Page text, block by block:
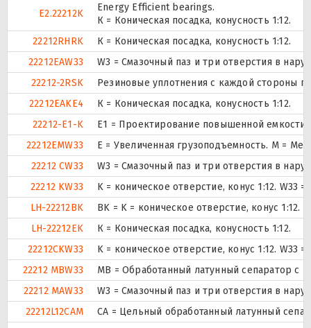
E2.22212K
Energy Efficient bearings.
К = Коническая посадка, конусность 1:12.
22212RHRK
К = Коническая посадка, конусность 1:12.
22212EAW33
W3 = Смазочный паз и три отверстия в
22212-2RSK
Резиновые уплотнения с каждой стороны
22212EAKE4
К = Коническая посадка, конусность 1:12.
22212-E1-K
E1 = Проектирование повышенной емкости.
22212EMW33
E = Увеличенная грузоподъемность. М =
22212 CW33
W3 = Смазочный паз и три отверстия в
22212 KW33
K = коническое отверстие, конус 1:12.
LH-22212BK
BK = K = коническое отверстие, конус
LH-22212EK
К = Коническая посадка, конусность 1:12.
22212CKW33
K = коническое отверстие, конус 1:12.
22212 MBW33
MB = Обработанный латунный сепаратор с
22212 MAW33
W3 = Смазочный паз и три отверстия в
22212L12CAM
CA = Цельный обработанный латунный